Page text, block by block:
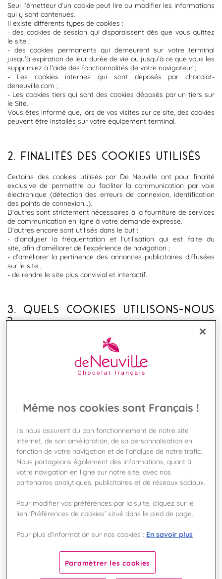
Seul l’émetteur d’un cookie peut lire ou modifier les informations
qui y sont contenues.
Il existe différents types de cookies :
- des cookies de session qui disparaissent dès que vous quittez
le site ;
- des cookies permanents qui demeurent sur votre terminal
jusqu’à expiration de leur durée de vie ou jusqu’à ce que vous les
supprimiez à l’aide des fonctionnalités de votre navigateur ;
- Les cookies internes qui sont déposés par chocolat-
deneuville.com ;
- Les cookies tiers qui sont des cookies déposés par un tiers sur
le Site.
Vous êtes informé que, lors de vos visites sur ce site, des cookies
peuvent être installés sur votre équipement terminal.
2. FINALITÉS DES COOKIES UTILISÉS
Certains des cookies utilisés par De Neuville ont pour finalité
exclusive de permettre ou faciliter la communication par voie
électronique (détection des erreurs de connexion, identification
des points de connexion…).
D’autres sont strictement nécessaires à la fourniture de services
de communication en ligne à votre demande expresse.
D’autres encore sont utilisés dans le but :
- d’analyser la fréquentation et l’utilisation qui est faite du
site, afin d'améliorer de l’expérience de navigation ;
- d’améliorer la pertinence des annonces publicitaires diffusées
sur le site ;
- de rendre le site plus convivial et interactif.
3. QUELS COOKIES UTILISONS-NOUS
?
Il existe plusieurs catégories de cookies utilisés sur le Site, au
sein desquelles chaque cookie a une finalité propre :
Liste des cookies
Un cookie est un petit fichier de données (fichier
texte) qu'un site Web, lorsqu'il est consulté par un
sur votre appareil afin de mémoriser des
informations vous concernant, telles que vos
préférences linguistiques ou informations de
connexion. Nous configurons ces cookies appelés
cookies internes. Nous utilisons également des
cookies tiers, qui sont des cookies d'un domaine
pour nos efforts de publicité et de marketing. Plus
concrètement, nous utilisons des cookies et
suivantes :
Cookies strictement nécessaires
Ces cookies sont nécessaires au fonctionnement
Même nos cookies sont Français !
Ils nous assurent du bon fonctionnement de notre site
internet, de son amélioration, de sa personnalisation en
fonction de votre navigation et de l'analyse de notre trafic.
Nous partageons également des informations, quant à
votre navigation en ligne sur notre site, avec nos
partenaires analytiques, publicitaires et de réseaux sociaux.
Pour modifier vos préférences par la suite, cliquez sur le
lien 'Préférences de cookies' situé dans le pied de page.
Pour plus d’information sur nos cookies : En savoir plus
Paramètrer les cookies